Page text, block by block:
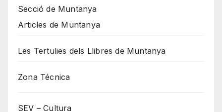
Secció de Muntanya
Articles de Muntanya
Les Tertulies dels Llibres de Muntanya
Zona Técnica
SEV – Cultura